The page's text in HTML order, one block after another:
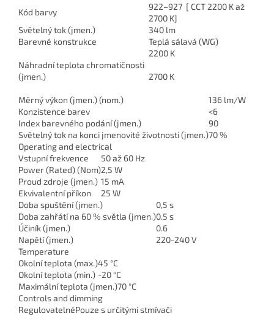
Kód barvy
922–927 [ CCT 2200 K až
2700 K]
Světelný tok (jmen.)
340 lm
Barevné konstrukce
Teplá sálavá (WG)
Náhradní teplota chromatičnosti
(jmen.)
2200 K
2700 K
Měrný výkon (jmen.) (nom.)
136 lm/W
Konzistence barev
<6
Index barevného podání (jmen.)
90
Světelný tok na konci jmenovité životnosti (jmen.)70 %
Operating and electrical
Vstupní frekvence
50 až 60 Hz
Power (Rated) (Nom)2,5 W
Proud zdroje (jmen.) 15 mA
Ekvivalentní příkon
25 W
Doba spuštění (jmen.)
0,5 s
Doba zahřátí na 60 % světla (jmen.)0.5 s
Účiník (jmen.)
0.6
Napětí (jmen.)
220-240 V
Temperature
Okolní teplota (max.)45 °C
Okolní teplota (min.) -20 °C
Maximální teplota (jmen.)70 °C
Controls and dimming
RegulovatelnéPouze s určitými stmívači